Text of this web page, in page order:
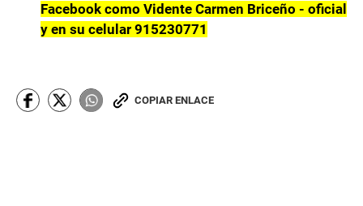
Facebook como Vidente Carmen Briceño - oficial
y en su celular 915230771
COPIAR ENLACE